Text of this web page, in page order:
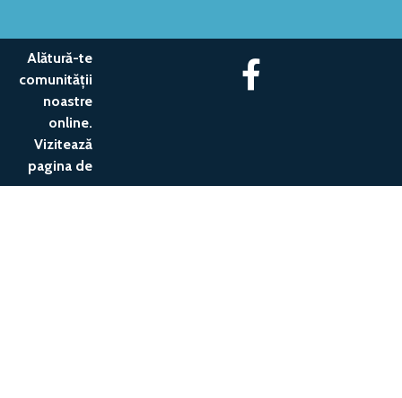
Alătură-te
comunității
noastre
online.
Vizitează
pagina de